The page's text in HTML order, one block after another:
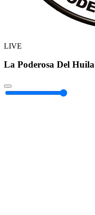
LIVE
La Poderosa Del Huila